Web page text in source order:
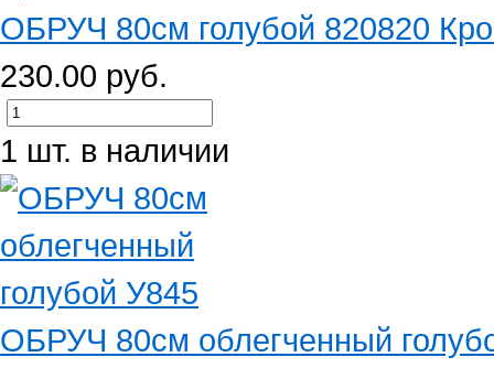
ОБРУЧ 80см голубой 820820
230.00 руб.
1 шт. в наличии
ОБРУЧ 80см облегченный